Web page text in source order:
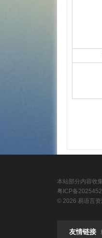
本站部分内容收
粤ICP备
© 2026 易语言资
友情链接